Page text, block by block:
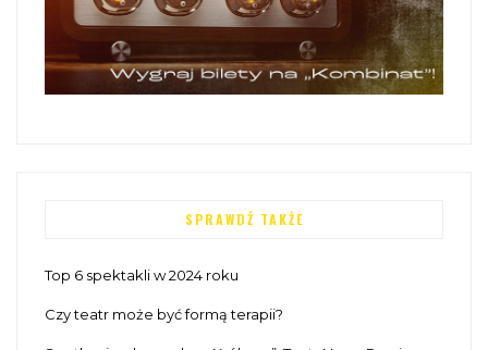
SPRAWDŹ TAKŻE
Top 6 spektakli w 2024 roku
Czy teatr może być formą terapii?